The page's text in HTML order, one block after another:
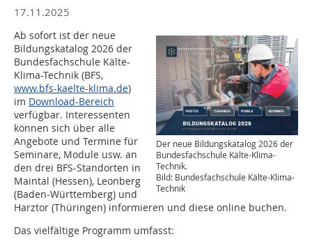
17.11.2025
Der neue Bildungskatalog 2026 der
Bundesfachschule Kälte-Klima-
Technik.
Bild: Bundesfachschule Kälte-Klima-
Technik
Ab sofort ist der neue
Bildungskatalog 2026 der
Bundesfachschule Kälte-
Klima-Technik (BFS,
www.bfs-kaelte-klima.de)
im Download-Bereich
verfügbar. Interessenten
können sich über alle
Angebote und Termine für
Seminare, Module usw. an
den drei BFS-Standorten in
Maintal (Hessen), Leonberg
(Baden-Württemberg) und
Harztor (Thüringen) informieren und diese online buchen.
Das vielfältige Programm umfasst: